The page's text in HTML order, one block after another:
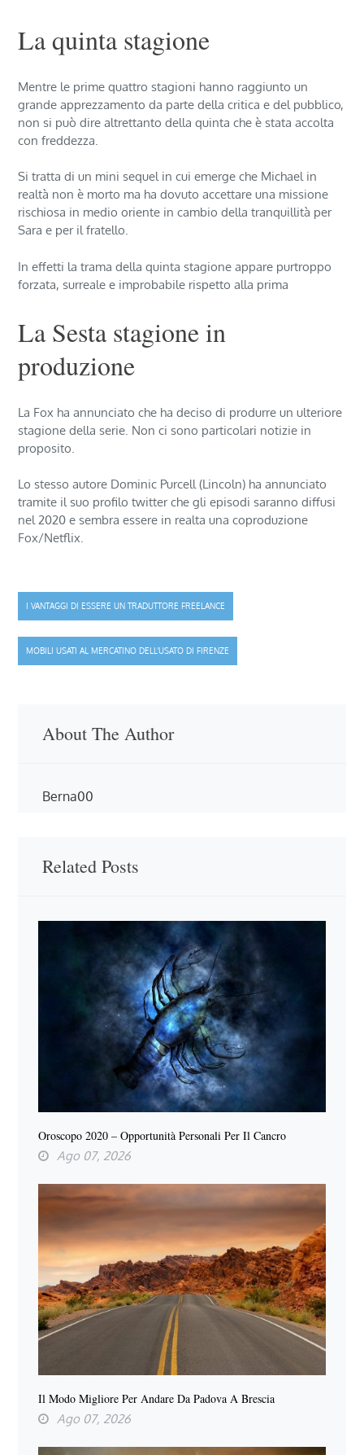
La quinta stagione
Mentre le prime quattro stagioni hanno raggiunto un
grande apprezzamento da parte della critica e del pubblico,
non si può dire altrettanto della quinta che è stata accolta
con freddezza.
Si tratta di un mini sequel in cui emerge che Michael in
realtà non è morto ma ha dovuto accettare una missione
rischiosa in medio oriente in cambio della tranquillità per
Sara e per il fratello.
In effetti la trama della quinta stagione appare purtroppo
forzata, surreale e improbabile rispetto alla prima
La Sesta stagione in
produzione
La Fox ha annunciato che ha deciso di produrre un ulteriore
stagione della serie. Non ci sono particolari notizie in
proposito.
Lo stesso autore Dominic Purcell (Lincoln) ha annunciato
tramite il suo profilo twitter che gli episodi saranno diffusi
nel 2020 e sembra essere in realta una coproduzione
Fox/Netflix.
Navigazione
articoli
I VANTAGGI DI ESSERE UN TRADUTTORE FREELANCE
MOBILI USATI AL MERCATINO DELL’USATO DI FIRENZE
About The Author
Berna00
Related Posts
Oroscopo 2020 – Opportunità Personali Per Il Cancro
Ago 07, 2026
Il Modo Migliore Per Andare Da Padova A Brescia
Ago 07, 2026